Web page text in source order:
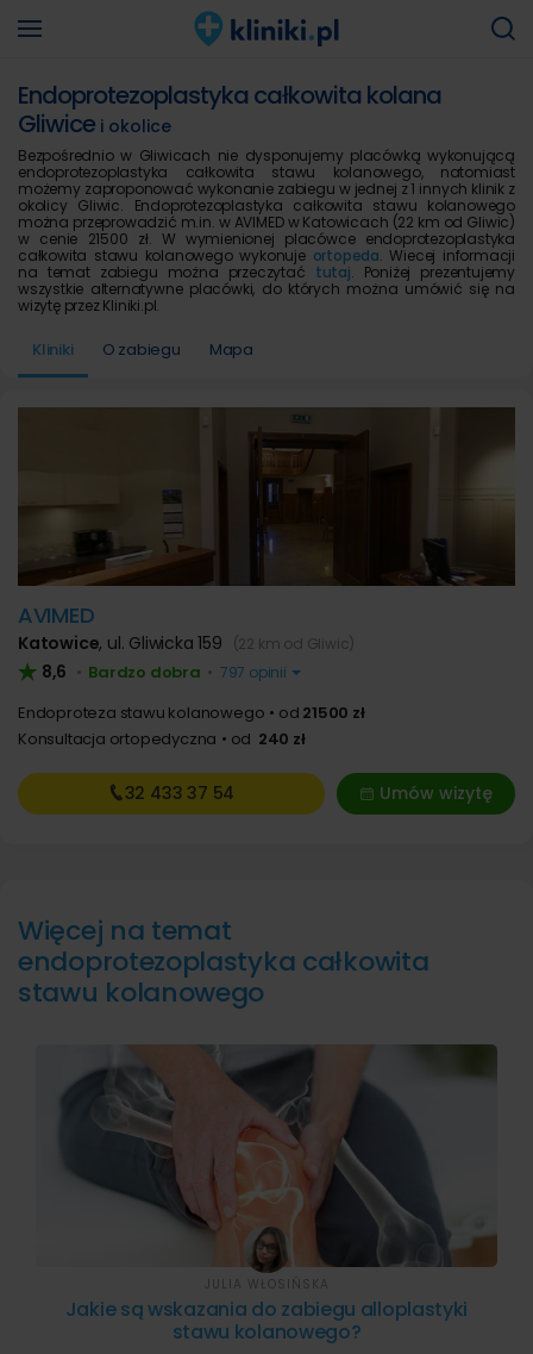
Endoprotezoplastyka całkowita kolana
Gliwice i okolice
Bezpośrednio w Gliwicach nie dysponujemy placówką wykonującą
endoprotezoplastyka całkowita stawu kolanowego, natomiast
możemy zaproponować wykonanie zabiegu w jednej z 1 innych klinik z
okolicy Gliwic. Endoprotezoplastyka całkowita stawu kolanowego
można przeprowadzić m.in. w AVIMED w Katowicach (22 km od Gliwic)
w cenie 21500 zł. W wymienionej placówce endoprotezoplastyka
całkowita stawu kolanowego wykonuje ortopeda. Wiecej informacji
na temat zabiegu można przeczytać tutaj. Poniżej prezentujemy
wszystkie alternatywne placówki, do których można umówić się na
wizytę przez Kliniki.pl.
Kliniki O zabiegu Mapa
AVIMED
Katowice, ul. Gliwicka 159 (22 km od Gliwic)
8,6 • Bardzo dobra • 797 opinii
Endoproteza stawu kolanowego od 21500 zł
Konsultacja ortopedyczna
od 240 zł
Umów wizytę
32 433 37 54
Więcej na temat
endoprotezoplastyka całkowita
stawu kolanowego
Jakie są wskazania do zabiegu alloplastyki
stawu kolanowego?
JULIA WŁOSIŃSKA